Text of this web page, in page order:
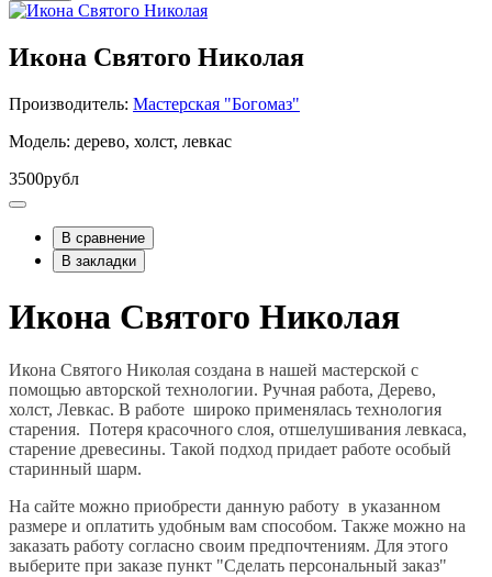
Икона Святого Николая
Производитель: Мастерская "Богомаз"
Модель: дерево, холст, левкас
3500рубл
В сравнение
В закладки
Икона Святого Николая
Икона Святого Николая создана в нашей мастерской с
помощью авторской технологии. Ручная работа, Дерево,
холст, Левкас. В работе широко применялась технология
старения. Потеря красочного слоя, отшелушивания левкаса,
старение древесины. Такой подход придает работе особый
старинный шарм.
На сайте можно приобрести данную работу в указанном
размере и оплатить удобным вам способом. Также можно на
заказать работу согласно своим предпочтениям. Для этого
выберите при заказе пункт "Сделать персональный заказ"